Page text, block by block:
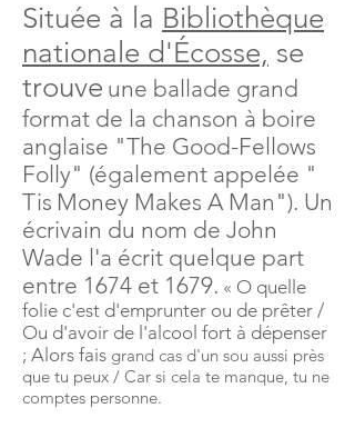
Située à la Bibliothèque
nationale d'Écosse, se
trouve une ballade grand
format de la chanson à boire
anglaise "The Good-Fellows
Folly" (également appelée "
Tis Money Makes A Man"). Un
écrivain du nom de John
Wade l'a écrit quelque part
entre 1674 et 1679. « O quelle
folie c'est d'emprunter ou de prêter /
Ou d'avoir de l'alcool fort à dépenser
; Alors fais grand cas d'un sou aussi près
que tu peux / Car si cela te manque, tu ne
comptes personne.